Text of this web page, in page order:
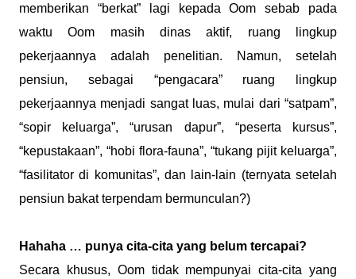
memberikan “berkat” lagi kepada Oom sebab pada
waktu Oom masih dinas aktif, ruang lingkup
pekerjaannya adalah penelitian. Namun, setelah
pensiun, sebagai “pengacara” ruang lingkup
pekerjaannya menjadi sangat luas, mulai dari “satpam”,
“sopir keluarga”, “urusan dapur”, “peserta kursus”,
“kepustakaan”, “hobi flora-fauna”, “tukang pijit keluarga”,
“fasilitator di komunitas”, dan lain-lain (ternyata setelah
pensiun bakat terpendam bermunculan?)
Hahaha … punya cita-cita yang belum tercapai?
Secara khusus, Oom tidak mempunyai cita-cita yang